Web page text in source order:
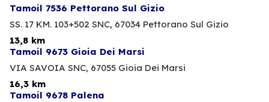
Tamoil 7536 Pettorano Sul Gizio
SS. 17 KM. 103+502 SNC, 67034 Pettorano Sul Gizio
13,8 km
Tamoil 9673 Gioia Dei Marsi
VIA SAVOIA SNC, 67055 Gioia Dei Marsi
16,3 km
Tamoil 9678 Palena